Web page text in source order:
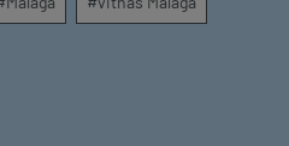
dispara un 140% las